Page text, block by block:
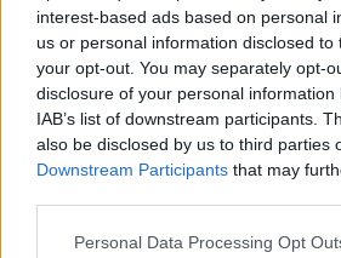
interest-based ads based on personal
us or personal information disclosed
your opt-out. You may separately opt-
disclosure of your personal
IAB’s list of downstream participants.
also be disclosed by us to third parties
Downstream Participants that may
Personal Data Processing Opt
chování místních občanů...
Na silničním okruhu MHD jezdit
musím připomenout, že v územním
dlouhodobém výhledu, jak by měla
Prahou 6 a 8, je kromě velkého
malé přemostění mezi Bubenčem a
bezpochyby MHD jezdit bude. Ale
centrum Bubenče a Trojskou